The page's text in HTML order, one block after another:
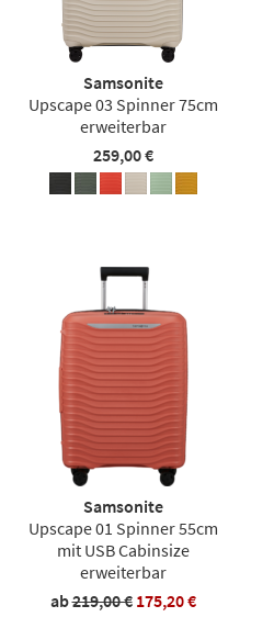
Samsonite
Upscape 03 Spinner 75cm
erweiterbar
259,00 €
Samsonite
Upscape 01 Spinner 55cm
mit USB Cabinsize
erweiterbar
ab219,00 € 175,20 €